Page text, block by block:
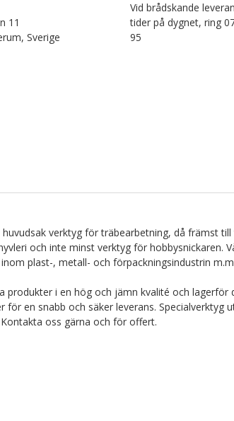
11
Sverige
Vid brådskande
tider på dygnet, ring
95
huvudsak verktyg för träbearbetning, då främst till
och inte minst verktyg för hobbysnickaren.
plast-, metall- och förpackningsindustrin
produkter i en hög och jämn kvalité och lagerför
för en snabb och säker leverans. Specialverktyg
oss gärna och för offert.